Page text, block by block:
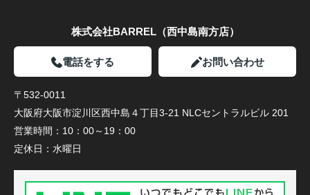
株式会社BARREL（西中島南方店）
電話をする お問い合わせ
〒532-0011
大阪府大阪市淀川区西中島４丁目3-21 NLCセントラルビル 201
営業時間： 10：00～19：00
定休日： 水曜日